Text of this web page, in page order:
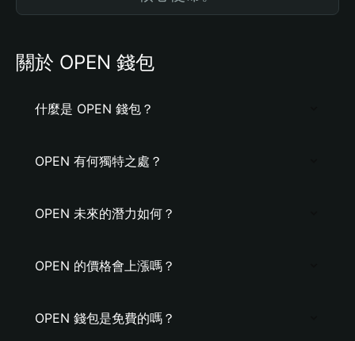
關於 OPEN 錢包
什麼是 OPEN 錢包？
OPEN 有何獨特之處？
OPEN 未來的潛力如何？
OPEN 的價格會上漲嗎？
OPEN 錢包是免費的嗎？